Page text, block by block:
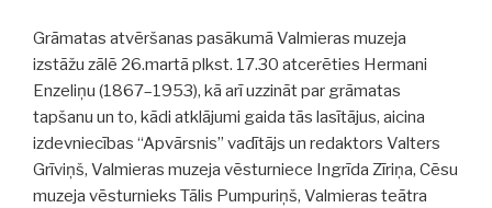
Grāmatas atvēršanas pasākumā Valmieras muzeja
izstāžu zālē 26.martā plkst. 17.30 atcerēties Hermani
Enzeliņu (1867–1953), kā arī uzzināt par grāmatas
tapšanu un to, kādi atklājumi gaida tās lasītājus, aicina
izdevniecības “Apvārsnis” vadītājs un redaktors Valters
Grīviņš, Valmieras muzeja vēsturniece Ingrīda Zīriņa, Cēsu
muzeja vēsturnieks Tālis Pumpuriņš, Valmieras teātra